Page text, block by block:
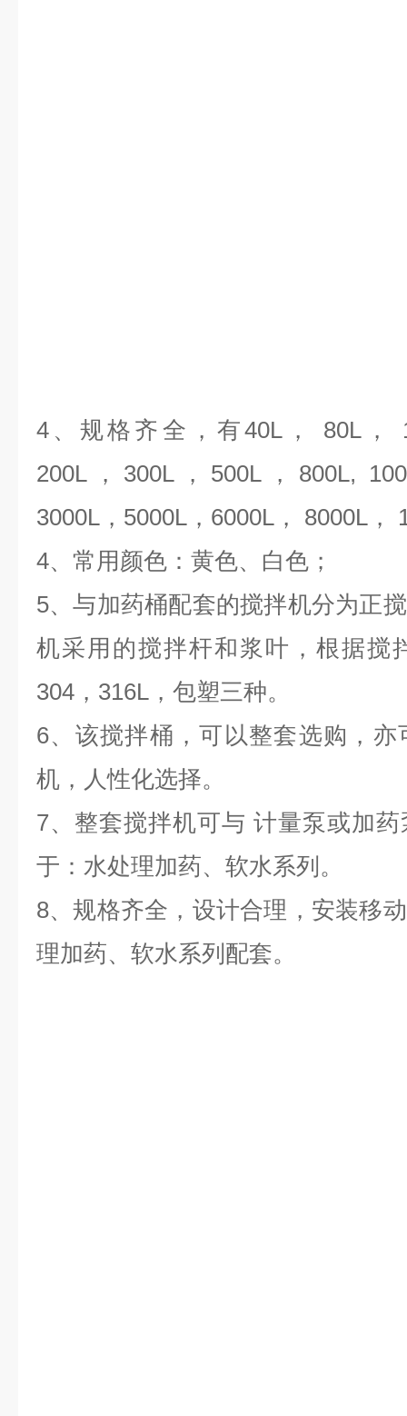
4、规格齐全，有40L， 80L，
200L，300L，500L，800L,
3000L，5000L，6000L， 8000L，
4、常用颜色：黄色、白色；
5、与加药桶配套的搅拌机分为正
机采用的搅拌杆和浆叶，根据搅
304，316L，包塑三种。
6、该搅拌桶，可以整套选购，
机，人性化选择。
7、整套搅拌机可与 计量泵或加
于：水处理加药、软水系列。
8、规格齐全，设计合理，安装移
理加药、软水系列配套。